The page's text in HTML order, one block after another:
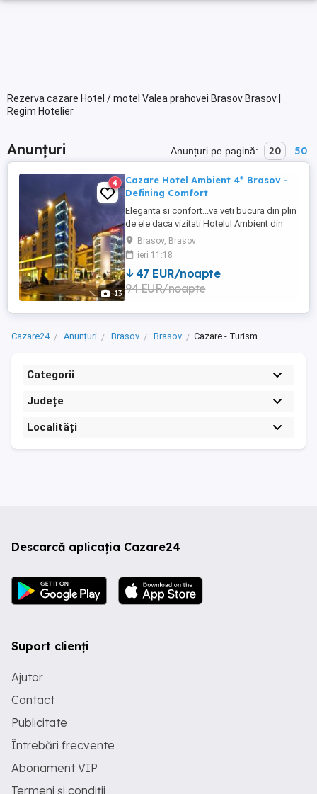
Rezerva cazare Hotel / motel Valea prahovei Brasov Brasov |
Regim Hotelier
Anunțuri Anunțuri pe pagină: 20 50
13
4
Cazare Hotel Ambient 4* Brasov -
Defining Comfort
Eleganta si confort...va veti bucura din plin
de ele daca vizitati Hotelul Ambient din
Brasov, deja un nume cu traditie ,
numarand peste un deceniu de excelenta
si experienta in domeniu. Amplasat ideal
in centrul Brasovului, la doar cateva minute
de admirabilele monumente istorice,
Brasov, Brasov
ieri 11:18
47 EUR/noapte
94 EUR/noapte
Cazare24 Anunțuri Brasov Brasov Cazare - Turism
Categorii
Județe
Localități
Descarcă aplicația Cazare24
Suport clienți
Ajutor
Contact
Publicitate
Întrebări frecvente
Abonament VIP
Termeni și condiții